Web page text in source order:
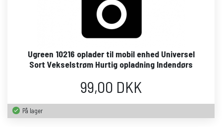
Ugreen 10216 oplader til mobil enhed Universel
Sort Vekselstrøm Hurtig opladning Indendørs
99,00 DKK
På lager